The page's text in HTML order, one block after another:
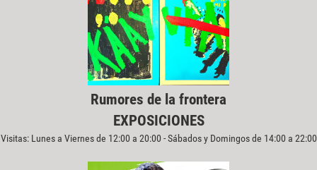
Rumores de la frontera
EXPOSICIONES
Visitas: Lunes a Viernes de 12:00 a 20:00 - Sábados y Domingos de 14:00 a 22:00